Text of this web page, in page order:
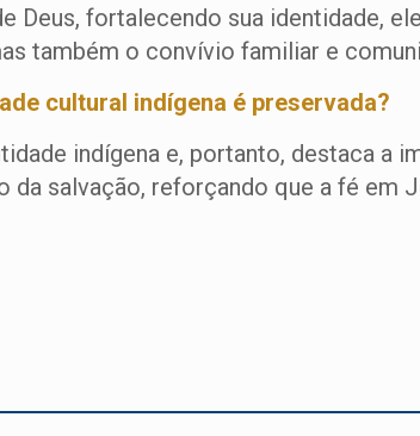
Deus, fortalecendo sua identidade,
também o convívio familiar e
cultural indígena é preservada?
indígena e, portanto, destaca a
da salvação, reforçando que a fé em